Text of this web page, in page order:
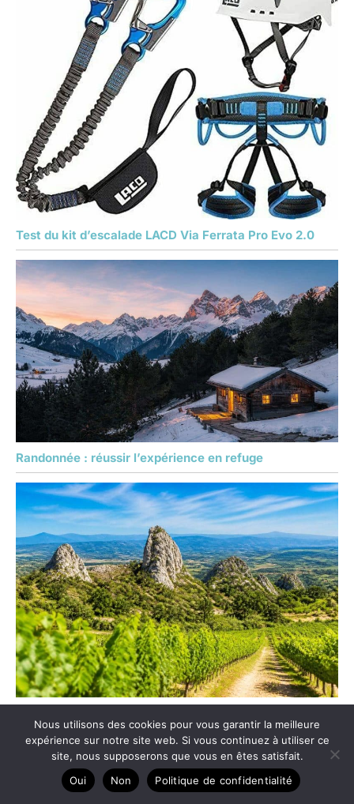
Test du kit d’escalade LACD Via Ferrata Pro Evo 2.0
Randonnée : réussir l’expérience en refuge
Minervois
Nous utilisons des cookies pour vous garantir la meilleure
expérience sur notre site web. Si vous continuez à utiliser ce
site, nous supposerons que vous en êtes satisfait.
Oui
Non Politique de confidentialité